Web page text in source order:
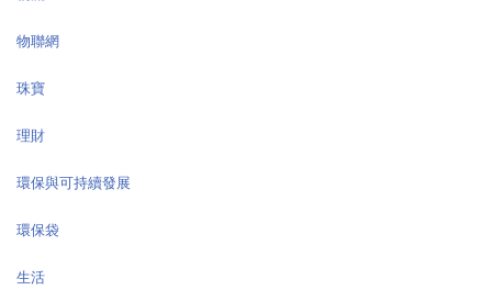
物聯網
珠寶
理財
環保與可持續發展
環保袋
生活